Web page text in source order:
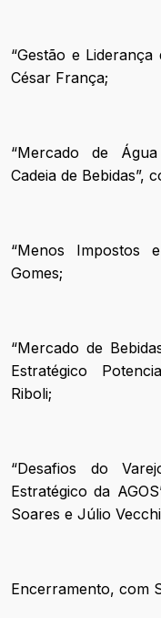
“Gestão e
César França;
“Mercado de
Cadeia de Bebidas”,
“Menos Impostos
Gomes;
“Mercado de
Estratégico
Riboli;
“Desafios do
Estratégico da
Soares e Júlio
Encerramento, com